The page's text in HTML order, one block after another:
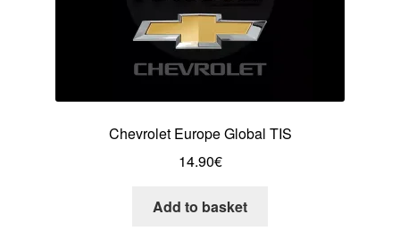
Chevrolet Europe Global TIS
14.90€
Add to basket